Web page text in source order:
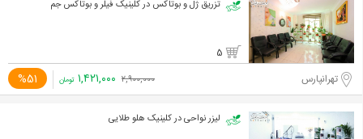
تزریق ژل و بوتاکس در کلینیک فیلر و بوتاکس جم
5
تهرانپارس %51 ۲,۹۰۰,۰۰۰ ۱,۴۲۱,۰۰۰ تومان
لیزر نواحی در کلینیک هلو طلایی